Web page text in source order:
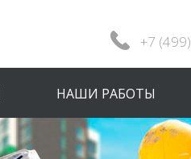
+7 (499)
НАШИ РАБОТЫ